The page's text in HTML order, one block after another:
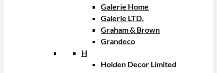
Galerie Home
Galerie LTD.
Graham & Brown
Grandeco
H
Holden Decor Limited